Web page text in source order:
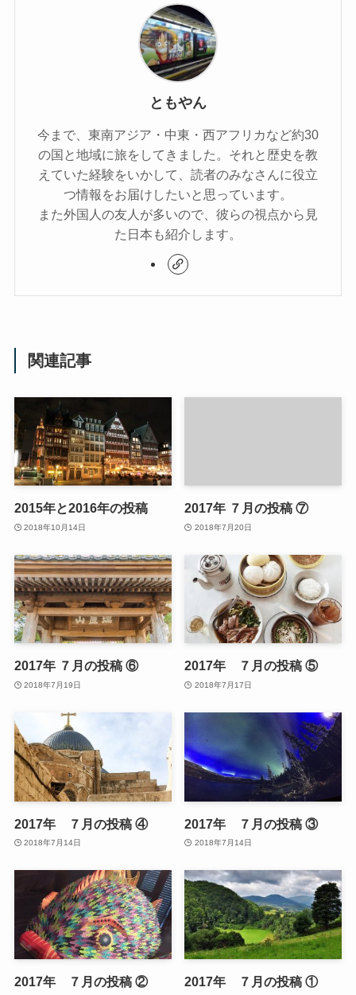
ともやん
今まで、東南アジア・中東・西アフリカなど約30
の国と地域に旅をしてきました。それと歴史を教
えていた経験をいかして、読者のみなさんに役立
つ情報をお届けしたいと思っています。
また外国人の友人が多いので、彼らの視点から見
た日本も紹介します。
関連記事
2015年と2016年の投稿
2018年10月14日
2017年 ７月の投稿 ⑦
2018年7月20日
2017年 ７月の投稿 ⑥
2018年7月19日
2017年 ７月の投稿 ⑤
2018年7月17日
2017年 ７月の投稿 ④
2018年7月14日
2017年 ７月の投稿 ③
2018年7月14日
2017年 ７月の投稿 ② 2017年 ７月の投稿 ①